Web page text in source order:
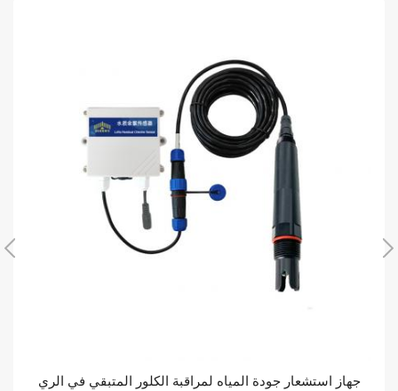
مستشعر رقمي صناعي متين لدرجة الحموضة لمراقبة جودة